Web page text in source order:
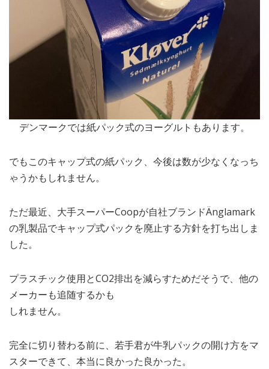
デンマークでは紙パック式のヨーグルトもあります。
でもこのキャップ式の紙パック、今後は数が少なくなっち
ゃうかもしれません。
ただ最近、大手スーパーCoopが自社ブランドÄnglamark
の乳製品でキャップ式パックを廃止する方針を打ち出しま
した。
プラスチック使用とCO2排出を減らすためだそうで、他の
メーカーも追随するかも
しれません。
完全に切り替わる前に、若手君が牛乳パックの開け方をマ
スターできて、本当に良かった良かった。